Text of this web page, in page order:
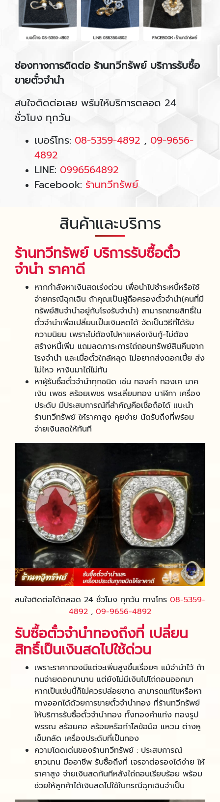
ช่องทางการติดต่อ ร้านทวีทรัพย์ บริการรับซื้อ
ขายตั๋วจำนำ
สนใจติดต่อเลย พร้มให้บริการตลอด 24
ชั่วโมง ทุกวัน
เบอร์โทร: 08-5359-4892 , 09-9656-
4892
LINE: 0996564892
Facebook: ร้านทวีทรัพย์
สินค้าและบริการ
ร้านทวีทรัพย์ บริการรับซื้อตั๋ว
จํานํา ราคาดี
หากกำลังหาเงินสดเร่งด่วน เพื่อนำไปชำระหนี้หรือใช้
จ่ายกรณีฉุกเฉิน ถ้าคุณเป็นผู้ถือครองตั๋วจำนำ(คนที่มี
ทรัพย์สินจำนำอยู่กับโรงรับจำนำ) สามารถขายสิทธิ์ใน
ตั๋วจำนำเพื่อเปลี่ยนเป็นเงินสดได้ จัดเป็นวิธีที่ได้รับ
ความนิยม เพราะไม่ต้องไปหาแหล่งเงินกู้-ไม่ต้อง
สร้างหนี้เพิ่ม แถมลดภาระการไถ่ถอนทรัพย์สินคืนจาก
โรงจำนำ และเมื่อตั๋วใกล้หลุด ไม่อยากส่งดอกเบี้ย ส่ง
ไม่ไหว หางินมาไถ่ไม่ทัน
หาผู้รับซื้อตั๋วจํานําทุกชนิด เช่น ทองคำ ทองเค นาค
เงิน เพชร สร้อยเพชร พระเลี่ยมทอง นาฬิกา เครื่อง
ประดับ มีประสบการณ์ที่สำคัญคือเชื่อถือได้ แนะนำ
ร้านทวีทรัพย์ ให้ราคาสูง คุยง่าย นัดรับถึงที่พร้อม
จ่ายเงินสดให้ทันที
สนใจติดต่อได้ตลอด 24 ชั่วโมง ทุกวัน ทางโทร 08-5359-
4892 , 09-9656-4892
รับซื้อตั๋วจํานําทองถึงที่ เปลี่ยน
สิทธิ์เป็นเงินสดไปใช้ด่วน
เพราะราคาทองมีแต่จะเพิ่มสูงขึ้นเรื่อยๆ แม้จำนำไว้ ถ้า
ทนจ่ายดอกมานาน แต่ยังไม่มีเงินไปไถ่ถอนออกมา
หากเป็นเช่นนี้ก็ไม่ควรปล่อยขาด สามารถแก้ไขหรือหา
ทางออกได้ด้วยการขายตั๋วจำนำทอง ที่ร้านทวีทรัพย์
ให้บริการรับซื้อตั๋วจํานําทอง ทั้งทองคำแท่ง ทองรูป
พรรณ สร้อยคอ สร้อยหรือกำไลข้อมือ แหวน ต่างหู
เข็มกลัด เครื่องประดับที่เป็นทอง
ความโดดเด่นของร้านทวีทรัพย์ : ประสบการณ์
ยาวนาน มืออาชีพ รับซื้อถึงที่ เจรจาต่อรองได้ง่าย ให้
ราคาสูง จ่ายเงินสดทันทีหลังไถ่ถอนเรียบร้อย พร้อม
ช่วยให้ลูกค้าได้เงินสดไปใช้ในกรณีฉุกเฉินจำเป็น